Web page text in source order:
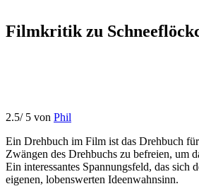
Filmkritik zu
2.5/ 5 von Phil
Ein Drehbuch im Film ist das Drehbuch
Zwängen des Drehbuchs zu befreien, um
Ein interessantes Spannungsfeld, das
eigenen, lobenswerten Ideenwahnsinn.